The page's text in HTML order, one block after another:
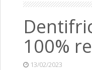
100%
13/02/2023